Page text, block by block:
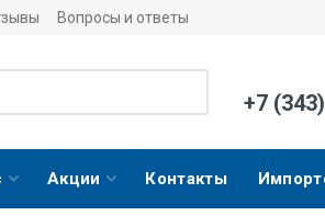
Вопросы и ответы
+7
Акции Контакты